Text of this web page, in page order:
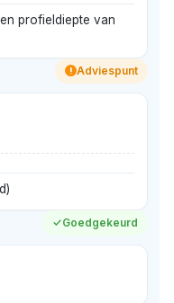
profieldiepte van
! Adviespunt
Goedgekeurd